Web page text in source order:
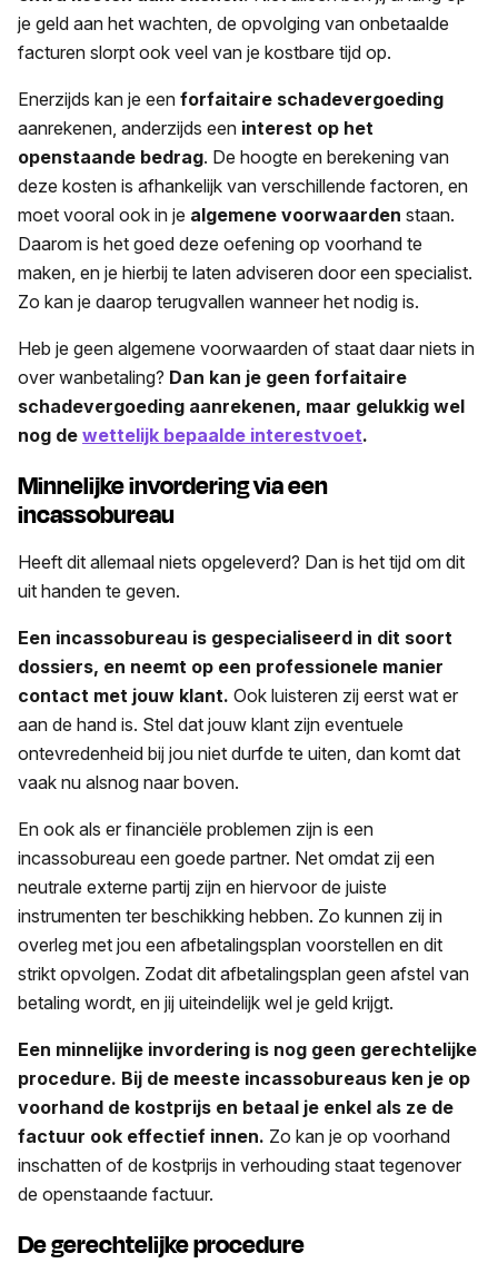
je geld aan het wachten, de opvolging van onbetaalde
facturen slorpt ook veel van je kostbare tijd op.
Enerzijds kan je een forfaitaire schadevergoeding
aanrekenen, anderzijds een interest op het
openstaande bedrag. De hoogte en berekening van
deze kosten is afhankelijk van verschillende factoren, en
moet vooral ook in je algemene voorwaarden staan.
Daarom is het goed deze oefening op voorhand te
maken, en je hierbij te laten adviseren door een specialist.
Zo kan je daarop terugvallen wanneer het nodig is.
Heb je geen algemene voorwaarden of staat daar niets in
over wanbetaling? Dan kan je geen forfaitaire
schadevergoeding aanrekenen, maar gelukkig wel
nog de wettelijk bepaalde interestvoet.
Minnelijke invordering via een
incassobureau
Heeft dit allemaal niets opgeleverd? Dan is het tijd om dit
uit handen te geven.
Een incassobureau is gespecialiseerd in dit soort
dossiers, en neemt op een professionele manier
contact met jouw klant. Ook luisteren zij eerst wat er
aan de hand is. Stel dat jouw klant zijn eventuele
ontevredenheid bij jou niet durfde te uiten, dan komt dat
vaak nu alsnog naar boven.
En ook als er financiële problemen zijn is een
incassobureau een goede partner. Net omdat zij een
neutrale externe partij zijn en hiervoor de juiste
instrumenten ter beschikking hebben. Zo kunnen zij in
overleg met jou een afbetalingsplan voorstellen en dit
strikt opvolgen. Zodat dit afbetalingsplan geen afstel van
betaling wordt, en jij uiteindelijk wel je geld krijgt.
Een minnelijke invordering is nog geen gerechtelijke
procedure. Bij de meeste incassobureaus ken je op
voorhand de kostprijs en betaal je enkel als ze de
factuur ook effectief innen. Zo kan je op voorhand
inschatten of de kostprijs in verhouding staat tegenover
de openstaande factuur.
De gerechtelijke procedure